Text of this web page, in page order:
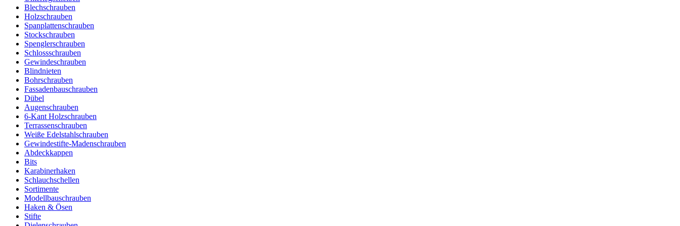
Blechschrauben
Holzschrauben
Spanplattenschrauben
Stockschrauben
Spenglerschrauben
Schlossschrauben
Gewindeschrauben
Blindnieten
Bohrschrauben
Fassadenbauschrauben
Dübel
Augenschrauben
6-Kant Holzschrauben
Terrassenschrauben
Weiße Edelstahlschrauben
Gewindestifte-Madenschrauben
Abdeckkappen
Bits
Karabinerhaken
Schlauchschellen
Sortimente
Modellbauschrauben
Haken & Ösen
Stifte